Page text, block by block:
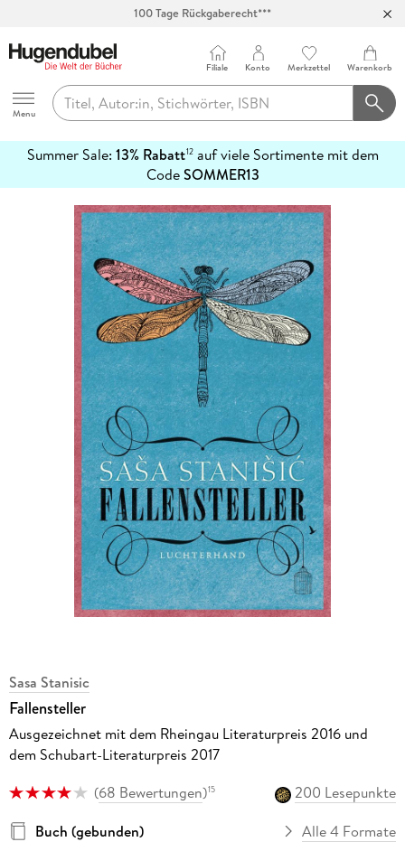
100 Tage Rückgaberecht***
Hugendubel
Menu
Filiale Konto Merkzettel Warenkorb
Summer Sale: 13% Rabatt12auf viele Sortimente mit dem
CodeSOMMER13
erfahren
Sasa Stanisic
Fallensteller
Ausgezeichnet mit dem Rheingau Literaturpreis 2016 und
dem Schubart-Literaturpreis 2017
(68 Bewertungen)15
200 Lesepunkte
Buch (gebunden)
Alle 4 Formate